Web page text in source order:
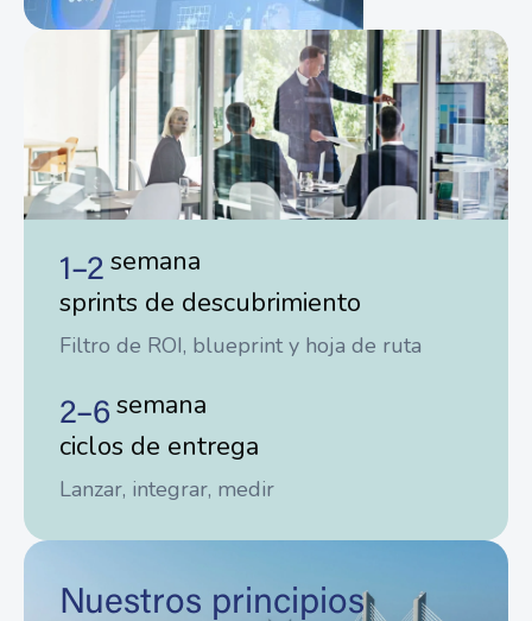
1–2 semana
sprints de descubrimiento
Filtro de ROI, blueprint y hoja de ruta
2–6 semana
ciclos de entrega
Lanzar, integrar, medir
Nuestros principios